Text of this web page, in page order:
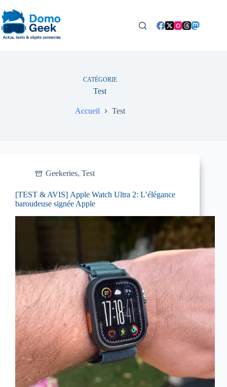
au
contenu
CATÉGORIE
Test
Accueil Test
Geekeries, Test
[TEST & AVIS] Apple Watch Ultra 2: L’élégance
baroudeuse signée Apple